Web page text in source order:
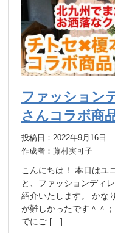
ファッション
さんコラボ商
投稿日：2022年9月16日
作成者：藤村実可子
こんにちは！ 本日はユ
と、ファッションディ
紹介いたします。 かな
が難しかったです＾＾
でにご […]